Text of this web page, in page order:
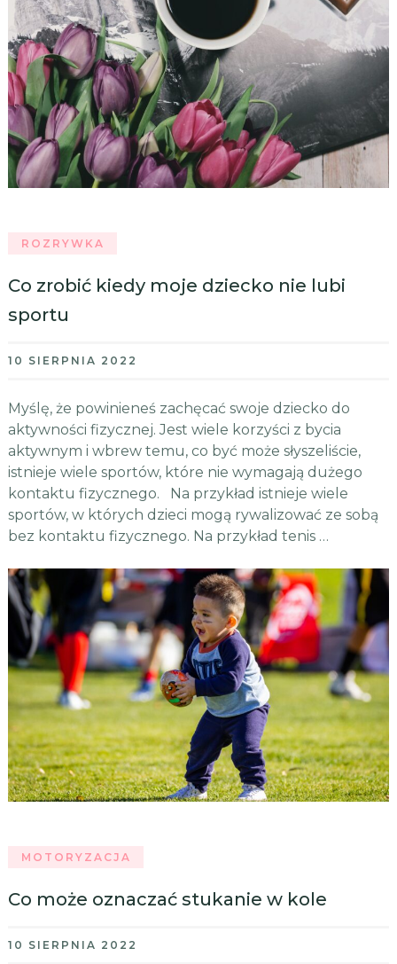
ROZRYWKA
Co zrobić kiedy moje dziecko nie lubi
sportu
10 SIERPNIA 2022
Myślę, że powinieneś zachęcać swoje dziecko do
aktywności fizycznej. Jest wiele korzyści z bycia
aktywnym i wbrew temu, co być może słyszeliście,
istnieje wiele sportów, które nie wymagają dużego
kontaktu fizycznego. Na przykład istnieje wiele
sportów, w których dzieci mogą rywalizować ze sobą
bez kontaktu fizycznego. Na przykład tenis …
MOTORYZACJA
Co może oznaczać stukanie w kole
10 SIERPNIA 2022